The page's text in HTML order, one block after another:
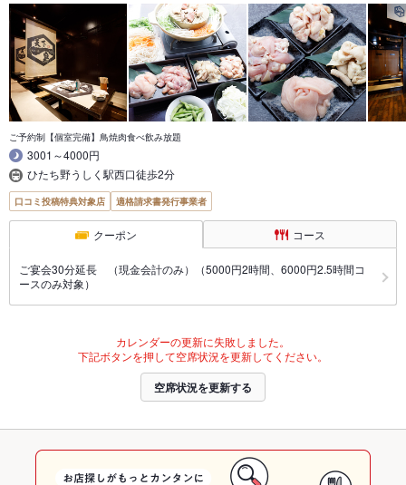
ご予約制【個室完備】鳥焼肉食べ飲み放題
3001～4000円
ひたち野うしく駅西口徒歩2分
口コミ投稿特典対象店 適格請求書発行事業者
クーポン コース
ご宴会30分延長 （現金会計のみ）（5000円2時間、6000円2.5時間コ
ースのみ対象）
カレンダーの更新に失敗しました。
下記ボタンを押して空席状況を更新してください。
空席状況を更新する